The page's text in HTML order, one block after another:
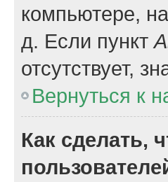
компьютере,
д. Если пункт
отсутствует,
Вернуться к
Как сделать,